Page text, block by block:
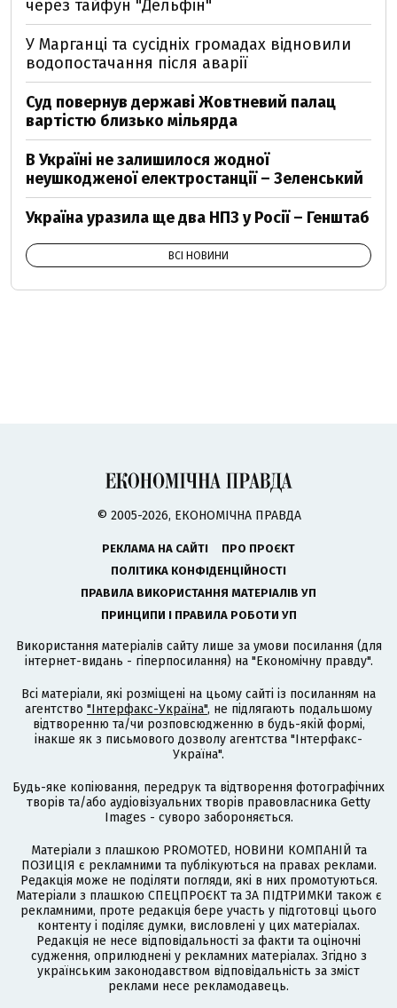
через тайфун "Дельфін"
У Марганці та сусідніх громадах відновили
водопостачання після аварії
Суд повернув державі Жовтневий палац
вартістю близько мільярда
В Україні не залишилося жодної
неушкодженої електростанції – Зеленський
Україна уразила ще два НПЗ у Росії – Генштаб
ВСІ НОВИНИ
© 2005-2026, ЕКОНОМІЧНА ПРАВДА
РЕКЛАМА НА САЙТІ
ПРО ПРОЄКТ
ПОЛІТИКА КОНФІДЕНЦІЙНОСТІ
ПРАВИЛА ВИКОРИСТАННЯ МАТЕРІАЛІВ УП
ПРИНЦИПИ І ПРАВИЛА РОБОТИ УП
Використання матеріалів сайту лише за умови посилання (для
інтернет-видань - гіперпосилання) на "Економічну правду".
Всі матеріали, які розміщені на цьому сайті із посиланням на
агентство "Інтерфакс-Україна", не підлягають подальшому
відтворенню та/чи розповсюдженню в будь-якій формі,
інакше як з письмового дозволу агентства "Інтерфакс-
Україна".
Будь-яке копіювання, передрук та відтворення фотографічних
творів та/або аудіовізуальних творів правовласника Getty
Images - суворо забороняється.
Матеріали з плашкою PROMOTED, НОВИНИ КОМПАНІЙ та
ПОЗИЦІЯ є рекламними та публікуються на правах реклами.
Редакція може не поділяти погляди, які в них промотуються.
Матеріали з плашкою СПЕЦПРОЄКТ та ЗА ПІДТРИМКИ також є
рекламними, проте редакція бере участь у підготовці цього
контенту і поділяє думки, висловлені у цих матеріалах.
Редакція не несе відповідальності за факти та оціночні
судження, оприлюднені у рекламних матеріалах. Згідно з
українським законодавством відповідальність за зміст
реклами несе рекламодавець.